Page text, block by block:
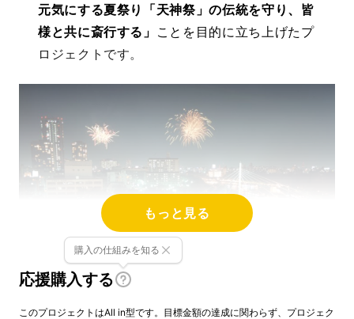
元気にする夏祭り「天神祭」の伝統を守り、皆
様と共に斎行する」 ことを目的に立ち上げたプ
ロジェクトです。
もっと見る
応援購入する
購入の仕組みを知る
このプロジェクトはAll in型です。目標金額の達成に関わらず、プロジェク